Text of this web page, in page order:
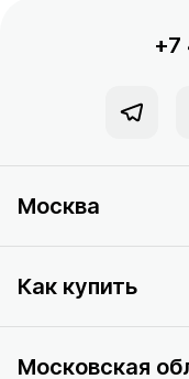
+7
Москва
Как купить
Московская